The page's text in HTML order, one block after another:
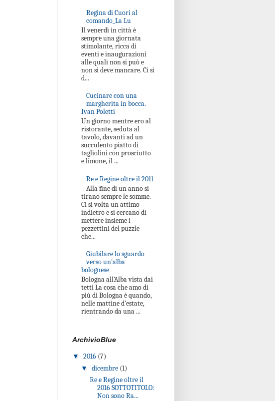
Regina di Cuori al
comando_La Lu
Il venerdì in città è
sempre una giornata
stimolante, ricca di
eventi e inaugurazioni
alle quali non si può e
non si deve mancare. Ci si
d...
Cucinare con una
margherita in bocca.
Ivan Poletti
Un giorno mentre ero al
ristorante, seduta al
tavolo, davanti ad un
succulento piatto di
tagliolini con prosciutto
e limone, il ...
Re e Regine oltre il 2011
Alla fine di un anno si
tirano sempre le somme.
Ci si volta un attimo
indietro e si cercano di
mettere insieme i
pezzettini del puzzle
che...
Giubilare lo sguardo
verso un'alba
bolognese
Bologna all'Alba vista dai
tetti La cosa che amo di
più di Bologna è quando,
nelle mattine d’estate,
rientrando da una ...
ArchivioBlue
▼ 2016 (7)
▼ dicembre (1)
Re e Regine oltre il
2016 SOTTOTITOLO:
Non sono Ra...